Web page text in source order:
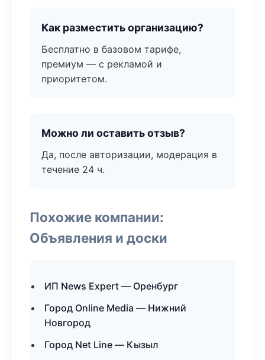
Как разместить организацию?
Бесплатно в базовом тарифе,
премиум — с рекламой и
приоритетом.
Можно ли оставить отзыв?
Да, после авторизации, модерация в
течение 24 ч.
Похожие компании:
Объявления и доски
ИП News Expert — Оренбург
Город Online Media — Нижний
Новгород
Город Net Line — Кызыл